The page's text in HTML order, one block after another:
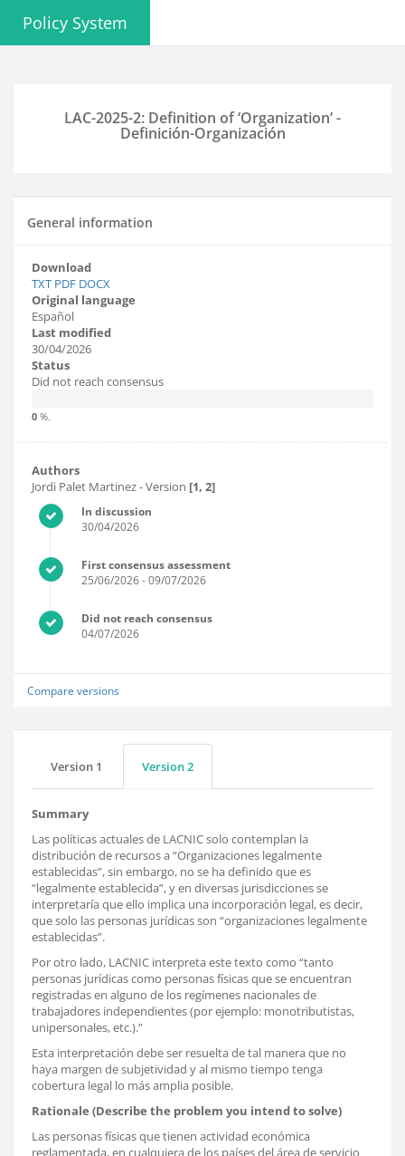
Policy System
LAC-2025-2: Definition of ‘Organization’ -
Definición-Organización
General information
Download
TXT PDF DOCX
Original language
Español
Last modified
30/04/2026
Status
Did not reach consensus
0 %.
Authors
Jordi Palet Martinez- Version [1, 2]
In discussion
30/04/2026
First consensus assessment
25/06/2026- 09/07/2026
Did not reach consensus
04/07/2026
Compare versions
Version 1 Version 2
Summary
Las políticas actuales de LACNIC solo contemplan la
distribución de recursos a “Organizaciones legalmente
establecidas”, sin embargo, no se ha definido que es
“legalmente establecida”, y en diversas jurisdicciones se
interpretaría que ello implica una incorporación legal, es decir,
que solo las personas jurídicas son “organizaciones legalmente
establecidas”.
Por otro lado, LACNIC interpreta este texto como “tanto
personas jurídicas como personas físicas que se encuentran
registradas en alguno de los regímenes nacionales de
trabajadores independientes (por ejemplo: monotributistas,
unipersonales, etc.).”
Esta interpretación debe ser resuelta de tal manera que no
haya margen de subjetividad y al mismo tiempo tenga
cobertura legal lo más amplia posible.
Rationale (Describe the problem you intend to solve)
Las personas físicas que tienen actividad económica
reglamentada, en cualquiera de los países del área de servicio